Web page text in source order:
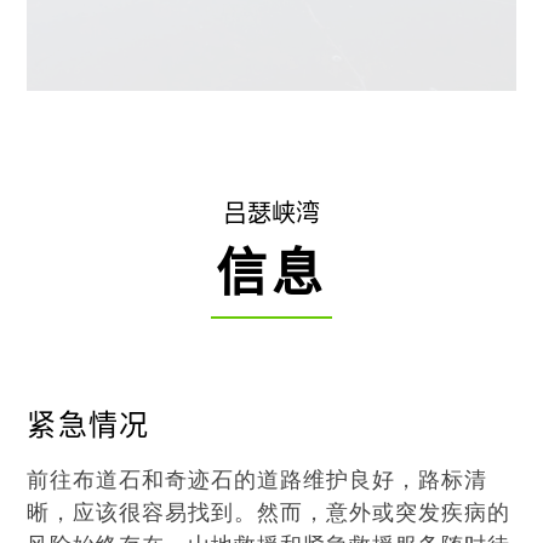
吕瑟峡湾
信息
紧急情况
前往布道石和奇迹石的道路维护良好，路标清
晰，应该很容易找到。然而，意外或突发疾病的